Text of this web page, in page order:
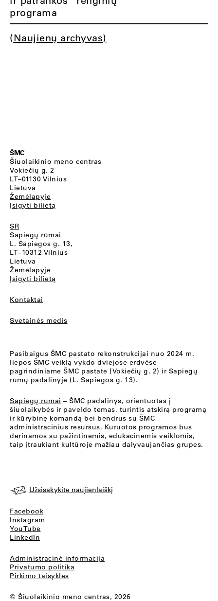
programa
(Naujienų archyvas)
ŠMC
Šiuolaikinio meno centras
Vokiečių g. 2
LT–01130 Vilnius
Lietuva
Žemėlapyje
Įsigyti bilietą
SR
Sapiegų rūmai
L. Sapiegos g. 13,
LT–10312 Vilnius
Lietuva
Žemėlapyje
Įsigyti bilietą
Kontaktai
Svetainės medis
Pasibaigus ŠMC pastato rekonstrukcijai nuo 2024 m.
liepos ŠMC veiklą vykdo dviejose erdvėse –
pagrindiniame ŠMC pastate (Vokiečių g. 2) ir Sapiegų
rūmų padalinyje (L. Sapiegos g. 13).
Sapiegų rūmai – ŠMC padalinys, orientuotas į
šiuolaikybės ir paveldo temas, turintis atskirą programą
ir kūrybinę komandą bei bendrus su ŠMC
administracinius resursus. Kuruotos programos bus
derinamos su pažintinėmis, edukacinėmis veiklomis,
taip įtraukiant kultūroje mažiau dalyvaujančias grupes.
Užsisakykite naujienlaiškį
Facebook
Instagram
YouTube
LinkedIn
Administracinė informacija
Privatumo politika
Pirkimo taisyklės
© Šiuolaikinio meno centras, 2026